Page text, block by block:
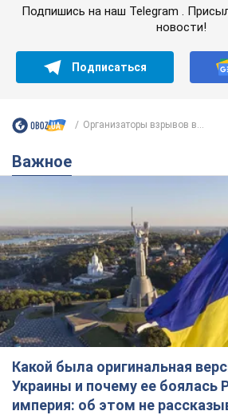
Какой была оригинальная
Украины и почему ее боялась
империя: об этом не
Государственным символом являются
и припев песни
5 часов назад 25,0 т.
Александру Пономареву – 53:
известно о трех детях секс-
символа 90-х и как они